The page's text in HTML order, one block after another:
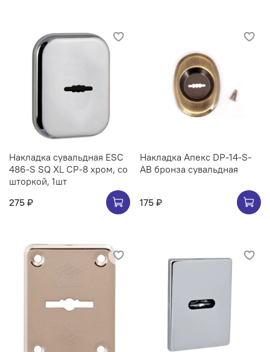
Накладка сувальдная ESC
486-S SQ XL CP-8 хром, со
шторкой, 1шт
275 ₽
Накладка Апекс DP-14-S-
AB бронза сувальдная
175 ₽